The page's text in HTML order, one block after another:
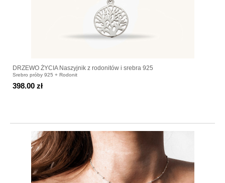
DRZEWO ŻYCIA Naszyjnik z rodonitów i srebra 925
Srebro próby 925 + Rodonit
398.00 zł